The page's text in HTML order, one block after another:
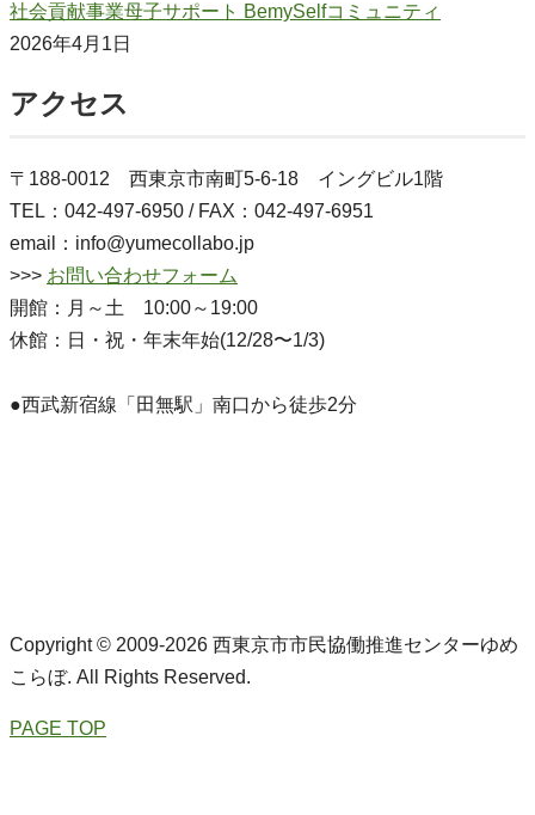
社会貢献事業母子サポート BemySelfコミュニティ
2026年4月1日
アクセス
〒188-0012 西東京市南町5-6-18 イングビル1階
TEL：042-497-6950 / FAX：042-497-6951
email：info@yumecollabo.jp
>>> お問い合わせフォーム
開館：月～土 10:00～19:00
休館：日・祝・年末年始(12/28〜1/3)
●西武新宿線「田無駅」南口から徒歩2分
Copyright © 2009-2026 西東京市市民協働推進センターゆめ
こらぼ. All Rights Reserved.
PAGE TOP